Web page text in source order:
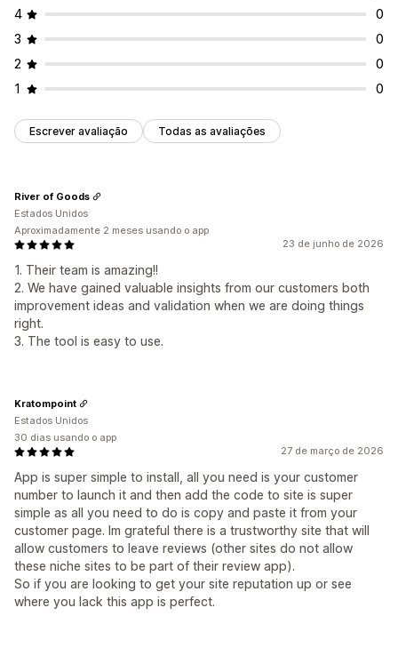
4
0
3
0
2
0
1
0
Escrever avaliação Todas as avaliações
23 de junho de 2026
1. Their team is amazing!!
2. We have gained valuable insights from our customers both
improvement ideas and validation when we are doing things
right.
3. The tool is easy to use.
River of Goods
Estados Unidos
Aproximadamente 2 meses usando o app
27 de março de 2026
App is super simple to install, all you need is your customer
number to launch it and then add the code to site is super
simple as all you need to do is copy and paste it from your
customer page. Im grateful there is a trustworthy site that will
allow customers to leave reviews (other sites do not allow
these niche sites to be part of their review app).
So if you are looking to get your site reputation up or see
where you lack this app is perfect.
Kratompoint
Estados Unidos
30 dias usando o app